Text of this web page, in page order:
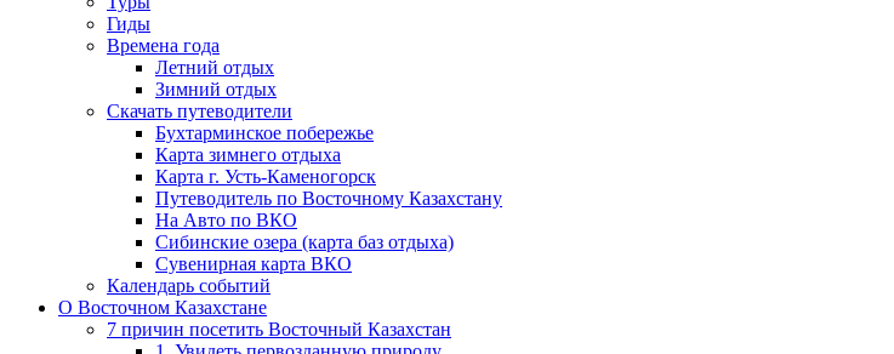
Гиды
Времена года
Летний отдых
Зимний отдых
Скачать путеводители
Бухтарминское побережье
Карта зимнего отдыха
Карта г. Усть-Каменогорск
Путеводитель по Восточному Казахстану
На Авто по ВКО
Сибинские озера (карта баз отдыха)
Сувенирная карта ВКО
Календарь событий
О Восточном Казахстане
7 причин посетить Восточный Казахстан